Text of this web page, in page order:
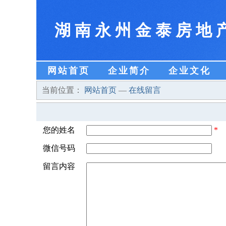
湖南永州金泰房地
网站首页 企业简介 企业文化
当前位置： 网站首页 — 在线留言
您的姓名 *
微信号码
留言内容